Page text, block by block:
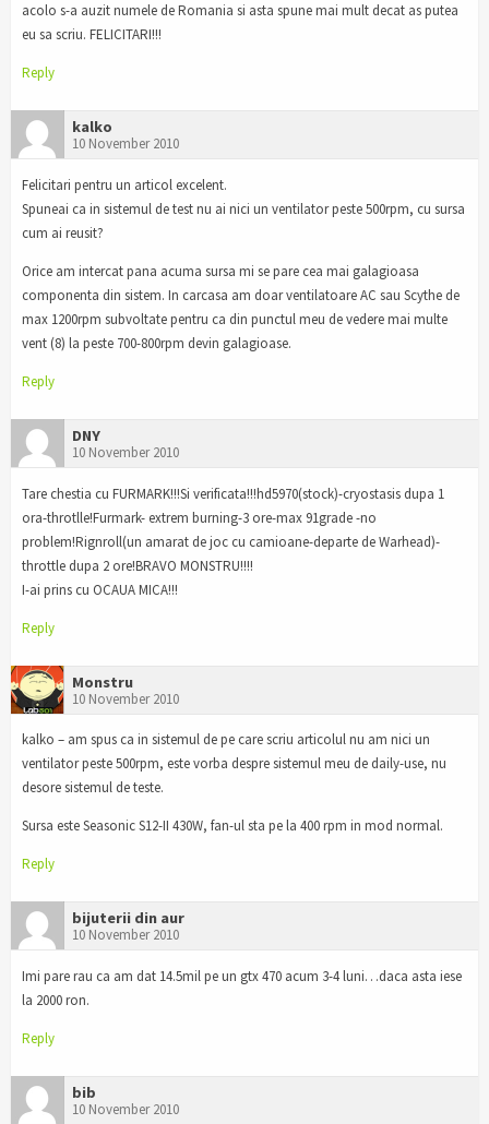
acolo s-a auzit numele de Romania si asta spune mai mult decat as putea
eu sa scriu. FELICITARI!!!
Reply
kalko
10 November 2010
Felicitari pentru un articol excelent.
Spuneai ca in sistemul de test nu ai nici un ventilator peste 500rpm, cu sursa
cum ai reusit?
Orice am intercat pana acuma sursa mi se pare cea mai galagioasa
componenta din sistem. In carcasa am doar ventilatoare AC sau Scythe de
max 1200rpm subvoltate pentru ca din punctul meu de vedere mai multe
vent (8) la peste 700-800rpm devin galagioase.
Reply
DNY
10 November 2010
Tare chestia cu FURMARK!!!Si verificata!!!hd5970(stock)-cryostasis dupa 1
ora-throtlle!Furmark- extrem burning-3 ore-max 91grade -no
problem!Rignroll(un amarat de joc cu camioane-departe de Warhead)-
throttle dupa 2 ore!BRAVO MONSTRU!!!!
I-ai prins cu OCAUA MICA!!!
Reply
Monstru
10 November 2010
kalko – am spus ca in sistemul de pe care scriu articolul nu am nici un
ventilator peste 500rpm, este vorba despre sistemul meu de daily-use, nu
desore sistemul de teste.
Sursa este Seasonic S12-II 430W, fan-ul sta pe la 400 rpm in mod normal.
Reply
bijuterii din aur
10 November 2010
Imi pare rau ca am dat 14.5mil pe un gtx 470 acum 3-4 luni…daca asta iese
la 2000 ron.
Reply
bib
10 November 2010